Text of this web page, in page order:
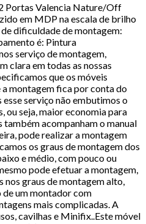
Portas Valencia Nature/Off
em MDP na escala de brilho
dificuldade de montagem:
é: Pintura
serviço de montagem,
clara em todas as nossas
que os móveis
montagem fica por conta do
serviço não embutimos o
ou seja, maior economia para
também acompanham o manual
pode realizar a montagem
os graus de montagem dos
e médio, com pouco ou
pode efetuar a montagem,
nos graus de montagem alto,
um montador com
mais complicadas. A
cavilhas e Minifix..Este móvel